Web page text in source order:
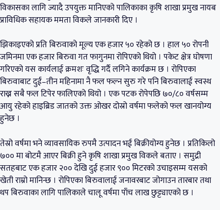
विकासका लागि ज्यादै उपयुक्त मानिएको पालिकाका कृषि शाखा प्रमुख नायब
प्राविधिक सहायक ममता विकले जानकारी दिए ।
झिकाइएको प्रति बिरुवाको मूल्य एक हजार ५० रहेको छ । हाल ५० रोपनी
जमिनमा एक हजार बिरुवा गत फागुनमा रोपिएको थियो । पकेट क्षेत्र घोषणा
गरिएको यस कार्यलाई क्रमशः वृद्धि गर्दै लगिने कार्यक्रम छ । रोपिएका
बिरुवाबाट दुई–तीन महिनामा नै फल फल्न सुरु गरे पनि बिरुवालाई स्वस्थ
राख्न सबै फल टिपेर फालिएको थियो । एक पटक रोपेपछि ७०/८० वर्षसम्म
आयु रहेको हाइब्रिड जातको उक्त ओखर दोस्रो वर्षमा फलेको फल खानयोग्य
हुनेछ ।
तेस्रो वर्षमा भने व्यावसायिक रुपमै उत्पादन भई बिक्रीयोग्य हुनेछ । प्रतिकिलो
७०० मा बोटमै आएर बिक्री हुने कृषि शाखा प्रमुख विकले बताए । समुद्री
सतहबाट एक हजार २०० देखि दुई हजार ९०० मिटरको उचाइसम्म यसको
खेती राम्रो मानिन्छ । रोपिएका बिरुवालाई जनावरबाट जोगाउन तारबार तथा
थप बिरुवाका लागि पालिकाले चालू वर्षमा पाँच लाख छुट्ट्याएको छ ।